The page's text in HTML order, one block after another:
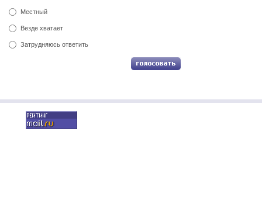
Местный
Везде хватает
Затрудняюсь ответить